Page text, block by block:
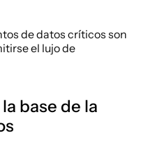
de datos críticos son
el lujo de
base de la